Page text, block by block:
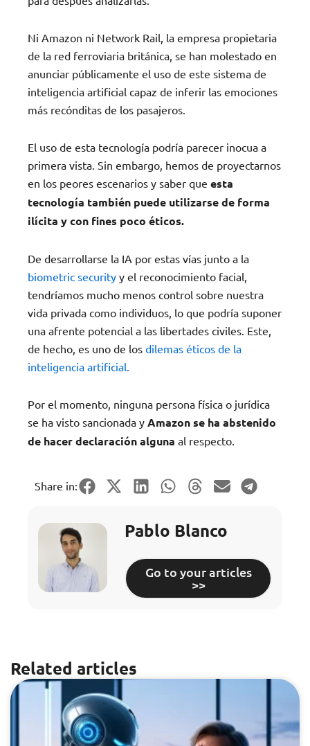
Ni Amazon ni Network Rail, la empresa propietaria
de la red ferroviaria británica, se han molestado en
anunciar públicamente el uso de este sistema de
inteligencia artificial capaz de inferir las emociones
más recónditas de los pasajeros.
El uso de esta tecnología podría parecer inocua a
primera vista. Sin embargo, hemos de proyectarnos
en los peores escenarios y saber que esta
tecnología también puede utilizarse de forma
ilícita y con fines poco éticos.
De desarrollarse la IA por estas vías junto a la
biometric security y el reconocimiento facial,
tendríamos mucho menos control sobre nuestra
vida privada como individuos, lo que podría suponer
una afrente potencial a las libertades civiles. Este,
de hecho, es uno de los dilemas éticos de la
inteligencia artificial.
Por el momento, ninguna persona física o jurídica
se ha visto sancionada y Amazon se ha abstenido
de hacer declaración alguna al respecto.
Share in:
Pablo Blanco
Go to your articles
>>
Related articles